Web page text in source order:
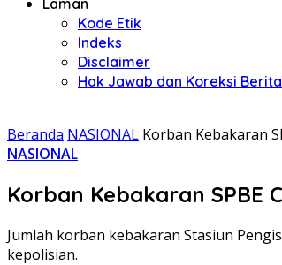
Laman
Kode Etik
Indeks
Disclaimer
Hak Jawab dan Koreksi Berita
Beranda NASIONAL Korban Kebakaran
NASIONAL
Korban Kebakaran SPBE
Jumlah korban kebakaran Stasiun
kepolisian.